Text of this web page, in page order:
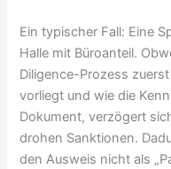
Ein typischer Fall: Eine
Halle mit Büroanteil.
Diligence-Prozess
vorliegt und wie die
Dokument, verzögert
drohen Sanktionen.
den Ausweis nicht als